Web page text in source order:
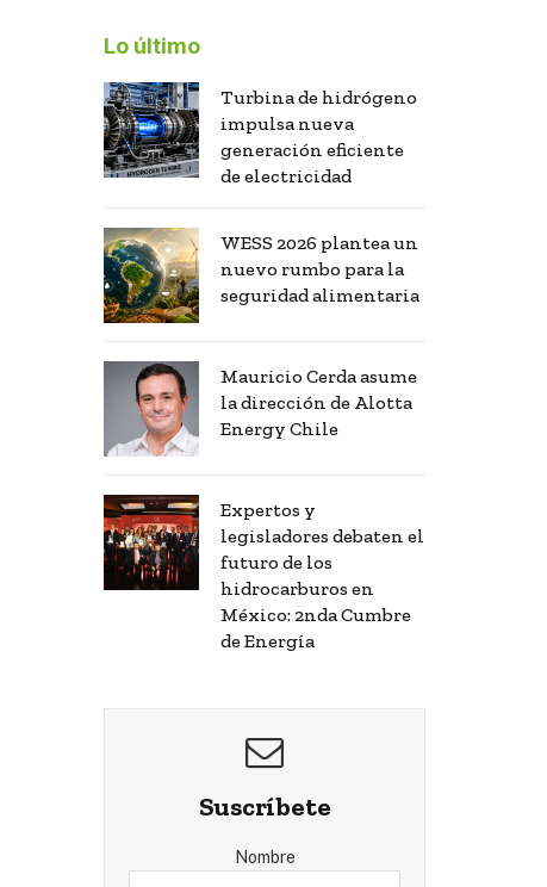
Lo último
Turbina de hidrógeno
impulsa nueva
generación eficiente
de electricidad
WESS 2026 plantea un
nuevo rumbo para la
seguridad alimentaria
Mauricio Cerda asume
la dirección de Alotta
Energy Chile
Expertos y
legisladores debaten el
futuro de los
hidrocarburos en
México: 2nda Cumbre
de Energía
Suscríbete
Nombre